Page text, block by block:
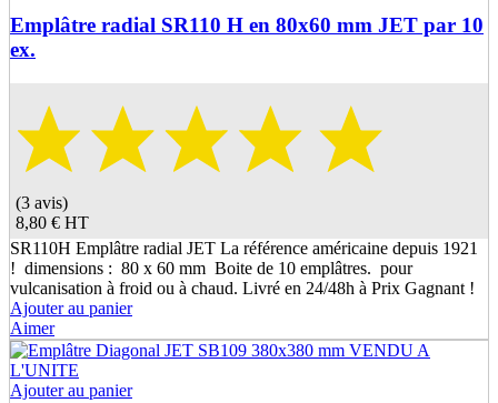
Emplâtre radial SR110 H en 80x60 mm JET par 10
ex.
(3 avis)
8,80 € HT
SR110H Emplâtre radial JET La référence américaine depuis 1921
! dimensions : 80 x 60 mm Boite de 10 emplâtres. pour
vulcanisation à froid ou à chaud. Livré en 24/48h à Prix Gagnant !
Ajouter au panier
Aimer
Ajouter au panier